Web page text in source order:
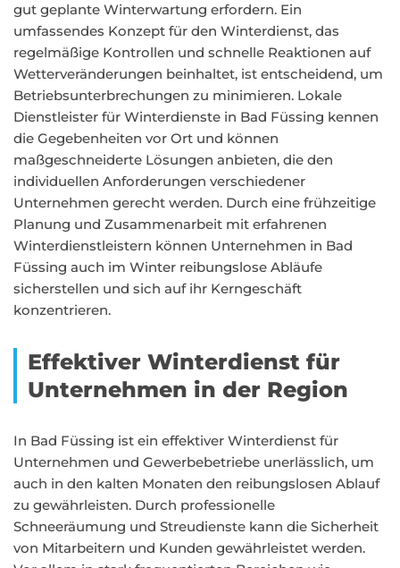
gut geplante Winterwartung erfordern. Ein
umfassendes Konzept für den Winterdienst, das
regelmäßige Kontrollen und schnelle Reaktionen auf
Wetterveränderungen beinhaltet, ist entscheidend, um
Betriebsunterbrechungen zu minimieren. Lokale
Dienstleister für Winterdienste in Bad Füssing kennen
die Gegebenheiten vor Ort und können
maßgeschneiderte Lösungen anbieten, die den
individuellen Anforderungen verschiedener
Unternehmen gerecht werden. Durch eine frühzeitige
Planung und Zusammenarbeit mit erfahrenen
Winterdienstleistern können Unternehmen in Bad
Füssing auch im Winter reibungslose Abläufe
sicherstellen und sich auf ihr Kerngeschäft
konzentrieren.
Effektiver Winterdienst für
Unternehmen in der Region
In Bad Füssing ist ein effektiver Winterdienst für
Unternehmen und Gewerbebetriebe unerlässlich, um
auch in den kalten Monaten den reibungslosen Ablauf
zu gewährleisten. Durch professionelle
Schneeräumung und Streudienste kann die Sicherheit
von Mitarbeitern und Kunden gewährleistet werden.